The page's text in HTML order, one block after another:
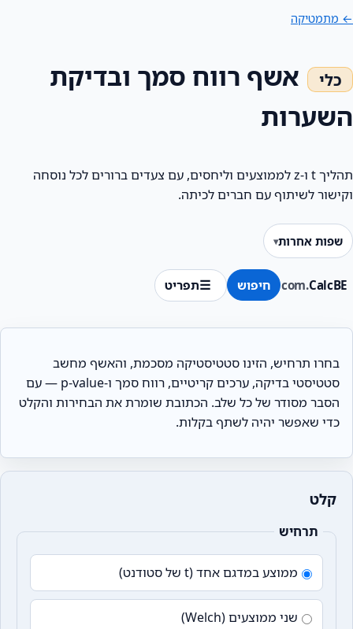
CalcBE
.com חיפוש תפריט
← מתמטיקה
אשף רווח סמך ובדיקת
השערות
תהליך t ו‑z לממוצעים וליחסים, עם צעדים ברורים לכל נוסחה
וקישור לשיתוף עם חברים לכיתה.
שפות אחרות
בחרו תרחיש, הזינו סטטיסטיקה מסכמת, והאשף מחשב
סטטיסטי בדיקה, ערכים קריטיים, רווח סמך ו‑p‑value — עם
הסבר מסודר של כל שלב. הכתובת שומרת את הבחירות והקלט
כדי שאפשר יהיה לשתף בקלות.
קלט
תרחיש
ממוצע במדגם אחד (t של סטודנט)
שני ממוצעים (Welch)